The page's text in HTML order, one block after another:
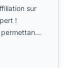
sur
!